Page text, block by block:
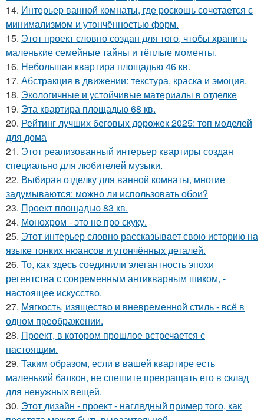
14. Интерьер ванной комнаты, где роскошь сочетается с
минимализмом и утончённостью форм.
15. Этот проект словно создан для того, чтобы хранить
маленькие семейные тайны и тёплые моменты.
16. Небольшая квартира площадью 46 кв.
17. Абстракция в движении: текстура, краска и эмоция.
18. Экологичные и устойчивые материалы в отделке
19. Эта квартира площадью 68 кв.
20. Рейтинг лучших беговых дорожек 2025: топ моделей
для дома
21. Этот реализованный интерьер квартиры создан
специально для любителей музыки.
22. Выбирая отделку для ванной комнаты, многие
задумываются: можно ли использовать обои?
23. Проект площадью 83 кв.
24. Монохром - это не про скуку.
25. Этот интерьер словно рассказывает свою историю на
языке тонких нюансов и утончённых деталей.
26. То, как здесь соединили элегантность эпохи
регентства с современным антикварным шиком, -
настоящее искусство.
27. Мягкость, изящество и вневременной стиль - всё в
одном преображении.
28. Проект, в котором прошлое встречается с
настоящим.
29. Таким образом, если в вашей квартире есть
маленький балкон, не спешите превращать его в склад
для ненужных вещей.
30. Этот дизайн - проект - наглядный пример того, как